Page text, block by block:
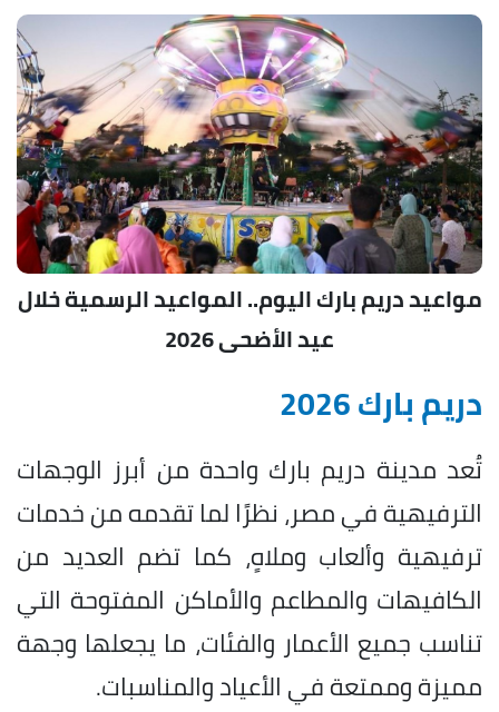
مواعيد دريم بارك اليوم.. المواعيد الرسمية خلال
عيد الأضحى 2026
دريم بارك 2026
تُعد مدينة دريم بارك واحدة من أبرز الوجهات
الترفيهية في مصر، نظرًا لما تقدمه من خدمات
ترفيهية وألعاب وملاهٍ، كما تضم العديد من
الكافيهات والمطاعم والأماكن المفتوحة التي
تناسب جميع الأعمار والفئات، ما يجعلها وجهة
مميزة وممتعة في الأعياد والمناسبات.